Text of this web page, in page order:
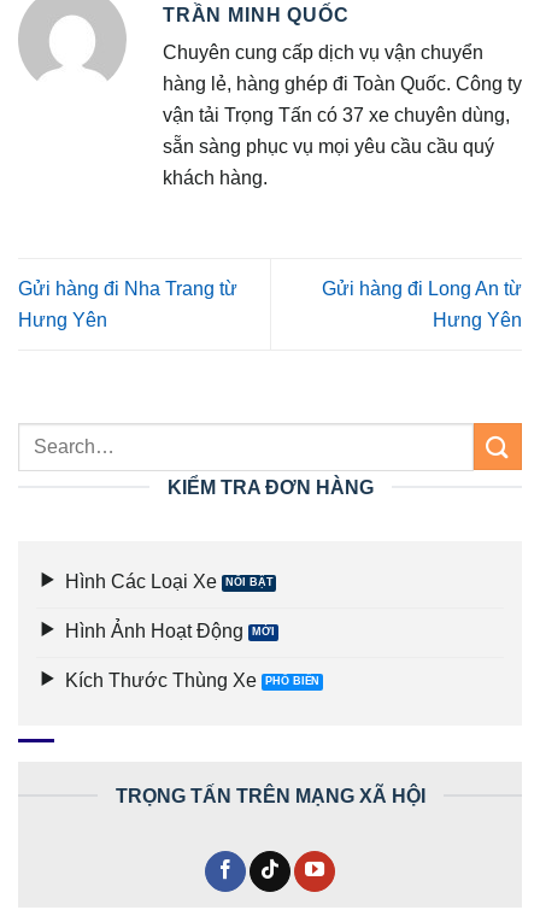
TRẦN MINH QUỐC
Chuyên cung cấp dịch vụ vận chuyển
hàng lẻ, hàng ghép đi Toàn Quốc. Công ty
vận tải Trọng Tấn có 37 xe chuyên dùng,
sẵn sàng phục vụ mọi yêu cầu cầu quý
khách hàng.
Gửi hàng đi Nha Trang từ
Hưng Yên
Gửi hàng đi Long An từ
Hưng Yên
KIỂM TRA ĐƠN HÀNG
Hình Các Loại Xe
Hình Ảnh Hoạt Động
Kích Thước Thùng Xe
TRỌNG TẤN TRÊN MẠNG XÃ HỘI